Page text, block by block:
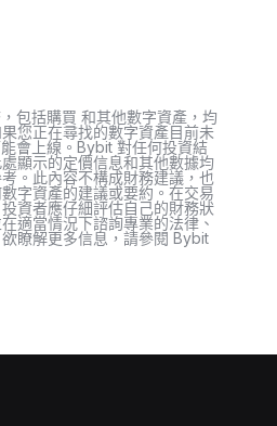
包括購買 和其他數字資產，均
您正在尋找的數字資產目前未
會上線。Bybit 對任何投資結
顯示的定價信息和其他數據均
。此內容不構成財務建議，也
字資產的建議或要約。在交易
資者應仔細評估自己的財務狀
適當情況下諮詢專業的法律、
瞭解更多信息，請參閱 Bybit